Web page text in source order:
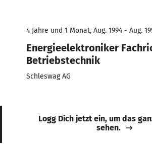
4 Jahre und 1 Monat, Aug. 1994 - Aug.
Energieelektroniker
Betriebstechnik
Schleswag AG
Logg Dich jetzt ein, um das
sehen.